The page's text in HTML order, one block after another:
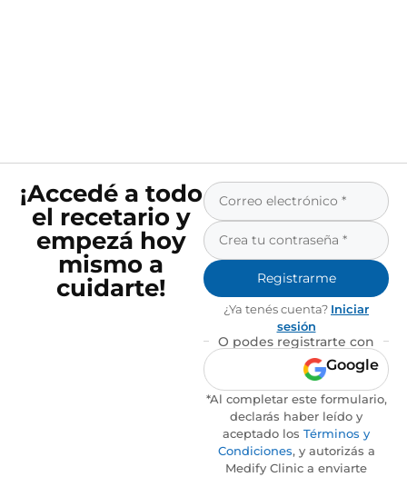
¡Accedé a todo
el recetario y
empezá hoy
mismo a
cuidarte!
Registrarme
¿Ya tenés cuenta? Iniciar
sesión
O podes registrarte con
Google
*Al completar este formulario,
declarás haber leído y
aceptado los Términos y
Condiciones, y autorizás a
Medify Clinic a enviarte